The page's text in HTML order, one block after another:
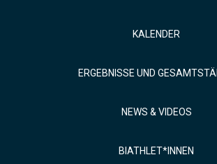
KALENDER
ERGEBNISSE UND
NEWS & VIDEOS
BIATHLET*INNEN